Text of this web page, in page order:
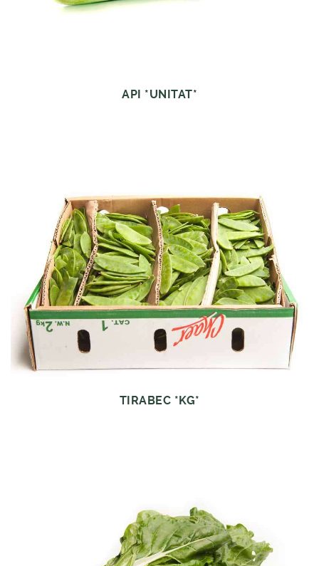
API *UNITAT*
TIRABEC *KG*